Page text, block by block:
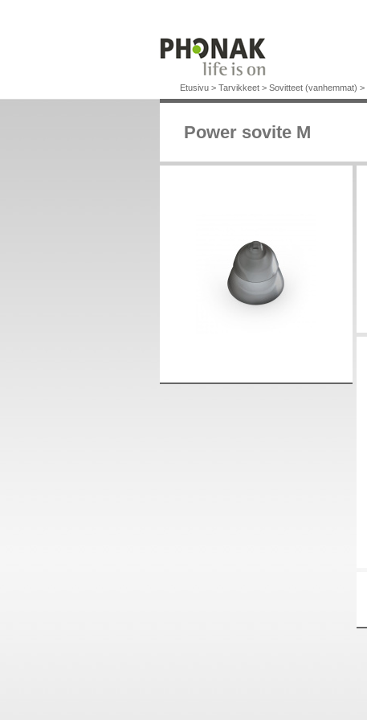
Etusivu > Tarvikkeet > Sovitteet (vanhemmat) >
Power sovite M